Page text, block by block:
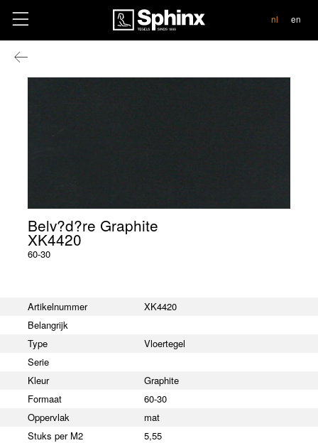
nl en
Belv?d?re Graphite
XK4420
60-30
Artikelnummer
XK4420
Belangrijk
Type
Vloertegel
Serie
Kleur
Graphite
Formaat
60-30
Oppervlak
mat
Stuks per M2
5,55